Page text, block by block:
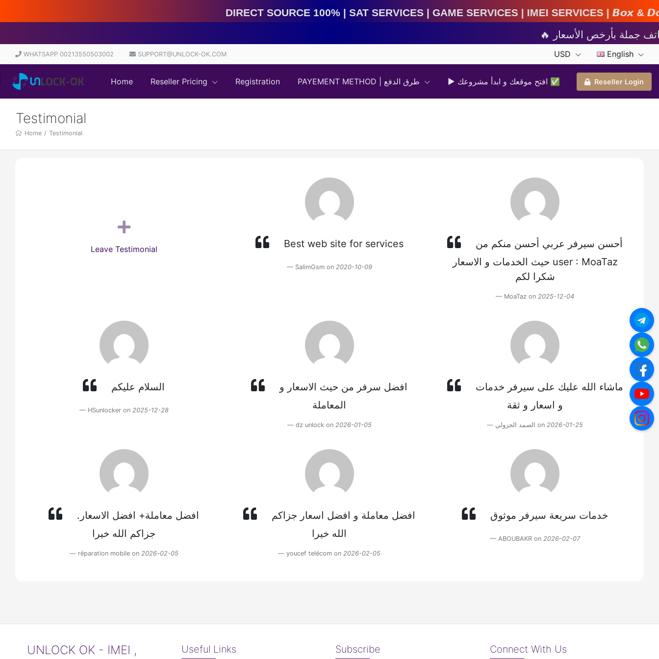
Direct Source 100% | Sat Services | Game Services | IMEI Services | 𝘽𝙤𝙭 &
WHATSAPP 00213550503002 SUPPORT@UNLOCK-OK.COM USD English
Home Reseller Pricing Registration ▶ افتح موقعك و ابدأ مشروعك ✅️ Reseller Login
Testimonial
Home / Testimonial
Leave Testimonial Best web site for services
SalimGsm on 2020-10-09
حيث الخدمات و الاسعار user : MoaTaz
شكرا لكم
MoaTaz on2025-12-04
السلام عليكم
HSunlocker on 2025-12-28
المعاملة
dz unlock on 2026-01-05
و اسعار و ثقة
الصمد الجزولي on2026-01-25
جزاكم الله خيرا
réparation mobile on 2026-02-05
الله خيرا
youcef telécom on2026-02-05
خدمات سريعة سيرفر موثوق
ABOUBAKR on2026-02-07
UNLOCK OK - IMEI ,
Useful Links Subscribe Connect With Us